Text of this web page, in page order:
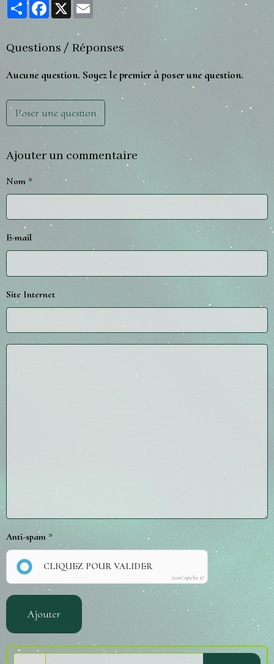
PartagerFacebook
Questions / Réponses
Aucune question. Soyez le premier à poser une question.
Poser une question
Ajouter un commentaire
Nom
E-mail
Site Internet
Anti-spam
CLIQUEZ POUR VALIDER
IconCaptcha ©
Ajouter